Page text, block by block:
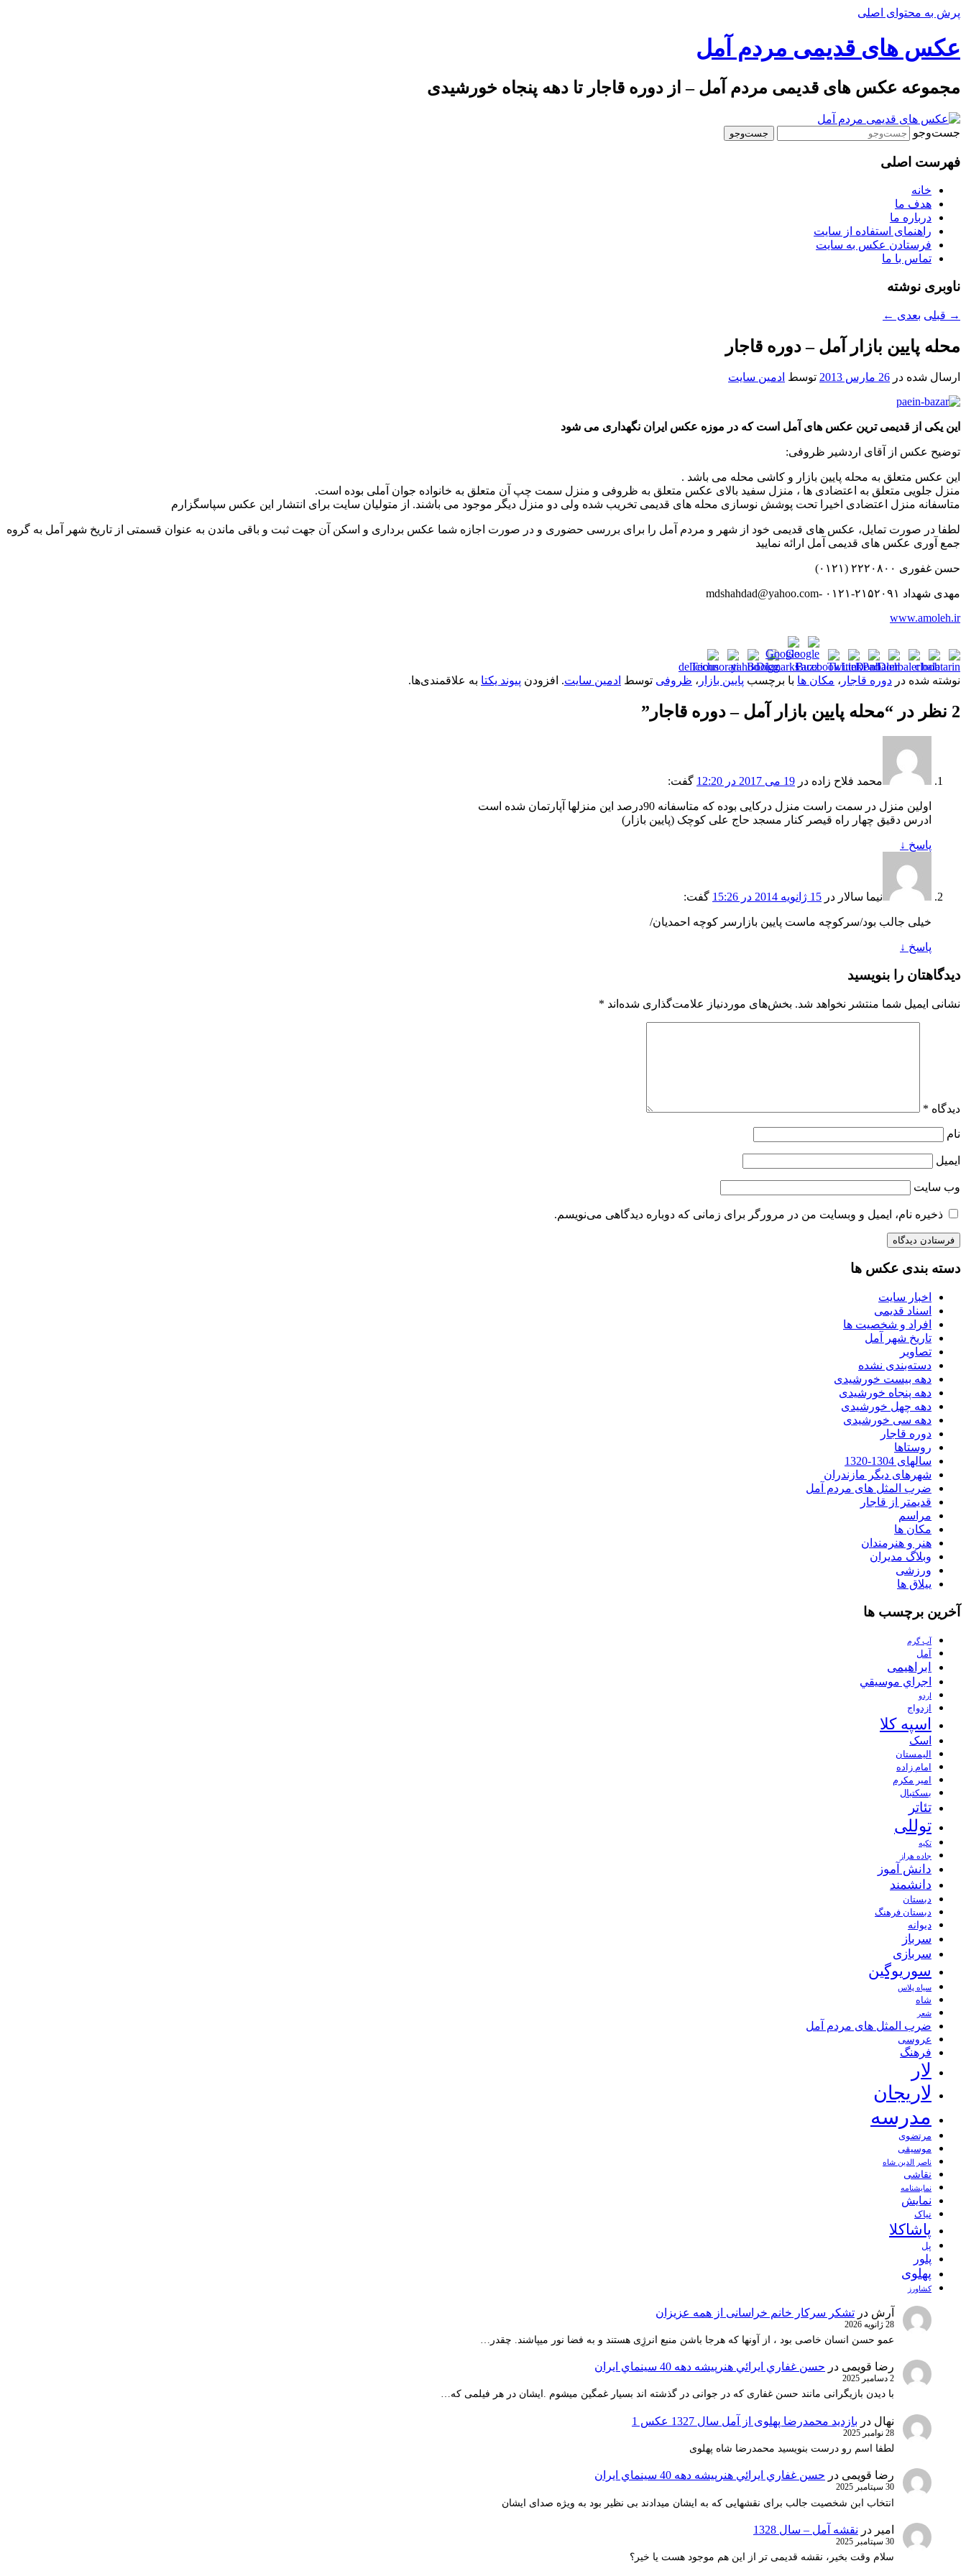
پرش به محتوای اصلی
عکس های قدیمی مردم آمل
مجموعه عکس های قدیمی مردم آمل – از دوره قاجار تا دهه پنجاه خورشیدی
جست‌وجو
فهرست اصلی
خانه
هدف ما
درباره ما
راهنمای استفاده از سایت
فرستادن عکس به سایت
تماس با ما
ناوبری نوشته
→ قبلی بعدی ←
محله پایین بازار آمل – دوره قاجار
ارسال شده در 26 مارس 2013 توسط ادمین سایت
این یکی از قدیمی ترین عکس های آمل است که در موزه عکس ایران نگهداری می شود
توضیح عکس از آقای اردشیر ظروفی:
این عکس متعلق به محله پایین بازار و کاشی محله می باشد .
منزل جلویی متعلق به اعتضادی ها ، منزل سفید بالای عکس متعلق به ظروفی و منزل سمت چپ آن متعلق به خانواده جوان آملی بوده است.
متاسفانه منزل اعتضادی اخیرا تحت پوشش نوسازی محله های قدیمی تخریب شده ولی دو منزل دیگر موجود می باشند. از متولیان سایت برای انتشار این عکس سپاسگزارم
لطفا در صورت تمایل، عکس های قدیمی خود از شهر و مردم آمل را برای بررسی حضوری و در صورت اجازه شما عکس برداری و اسکن آن جهت ثبت و باقی ماندن به عنوان قسمتی از تاریخ شهر آمل به گروه
جمع آوری عکس های قدیمی آمل ارائه نمایید
حسن غفوری ۲۲۲۰۸۰۰ (۰۱۲۱)
مهدی شهداد ۲۱۵۲۰۹۱-۰۱۲۱ -mdshahdad@yahoo.com
www.amoleh.ir
نوشته شده در دوره قاجار ، مکان ها با برچسب پایین بازار ، ظروفی توسط ادمین سایت. افزودن پیوند یکتا به علاقمندی‌ها.
2 نظر در “ محله پایین بازار آمل – دوره قاجار ”
محمد فلاح زاده در 19 می 2017 در 12:20 گفت:
اولین منزل در سمت راست منزل درکایی بوده که متاسفانه 90درصد این منزلها آپارتمان شده است
ادرس دقیق چهار راه قیصر کنار مسجد حاج علی کوچک (پایین بازار)
پاسخ ↓
نیما سالار در 15 ژانویه 2014 در 15:26 گفت:
خیلی جالب بود/سرکوچه ماست پایین بازارسر کوچه احمدیان/
پاسخ ↓
دیدگاهتان را بنویسید
نشانی ایمیل شما منتشر نخواهد شد. بخش‌های موردنیاز علامت‌گذاری شده‌اند *
دیدگاه *
نام
ایمیل
وب‌ سایت
ذخیره نام، ایمیل و وبسایت من در مرورگر برای زمانی که دوباره دیدگاهی می‌نویسم.
دسته بندی عکس ها
اخبار سایت
اسناد قدیمی
افراد و شخصیت ها
تاریخ شهر آمل
تصاویر
دسته‌بندی نشده
دهه بیست خورشیدی
دهه پنجاه خورشیدی
دهه چهل خورشیدی
دهه سی خورشیدی
دوره قاجار
روستاها
سالهای 1304-1320
شهرهای دیگر مازندران
ضرب المثل های مردم آمل
قدیمتر از قاجار
مراسم
مکان ها
هنر و هنرمندان
وبلاگ مدیران
ورزشی
ییلاق ها
آخرین برچسب ها
آب گرم
آمل
ابراهیمی
اجراي موسيقي
اردو
ازدواج
اسپه کلا
اسک
الیمستان
امام زاده
امیر مکرم
بسکتبال
تئاتر
توللی
تکیه
جاده هراز
دانش آموز
دانشمند
دبستان
دبستان فرهنگ
دیوانه
سرباز
سربازی
سوریوگین
سیاه پلاس
شاه
شعر
ضرب المثل های مردم آمل
عروسی
فرهنگ
لار
لاریجان
مدرسه
مرتضوی
موسیقی
ناصر الدین شاه
نقاشی
نمايشنامه
نمایش
نیاک
پاشاکلا
پل
پلور
پهلوی
کشاورز
آرش در تشکر سرکار خانم خراسانی از همه عزیزان
28 ژانویه 2026
عمو حسن انسان خاصی بود ، از آونها که هرجا باشن منبع انرژِی هستند و به فضا نور میپاشند. چقدر…
رضا قویمی در حسن غفاري ايرائي هنرپيشه دهه 40 سينماي ايران
2 دسامبر 2025
با دیدن بازیگرانی مانند حسن غفاری که در جوانی در گذشته اند بسیار غمگین میشوم .ایشان در هر فیلمی که…
نهال در بازدید محمدرضا پهلوی از آمل سال 1327 عکس 1
28 نوامبر 2025
لطفا اسم رو درست بنویسید محمدرضا شاه پهلوی
رضا قویمی در حسن غفاري ايرائي هنرپيشه دهه 40 سينماي ايران
30 سپتامبر 2025
انتخاب ابن شخصیت جالب برای نقشهایی که به ایشان میدادند بی نظیر بود به ویژه صدای ایشان
امیر در نقشه آمل – سال 1328
30 سپتامبر 2025
سلام وقت بخیر، نقشه قدیمی تر از این هم موجود هست یا خیر؟